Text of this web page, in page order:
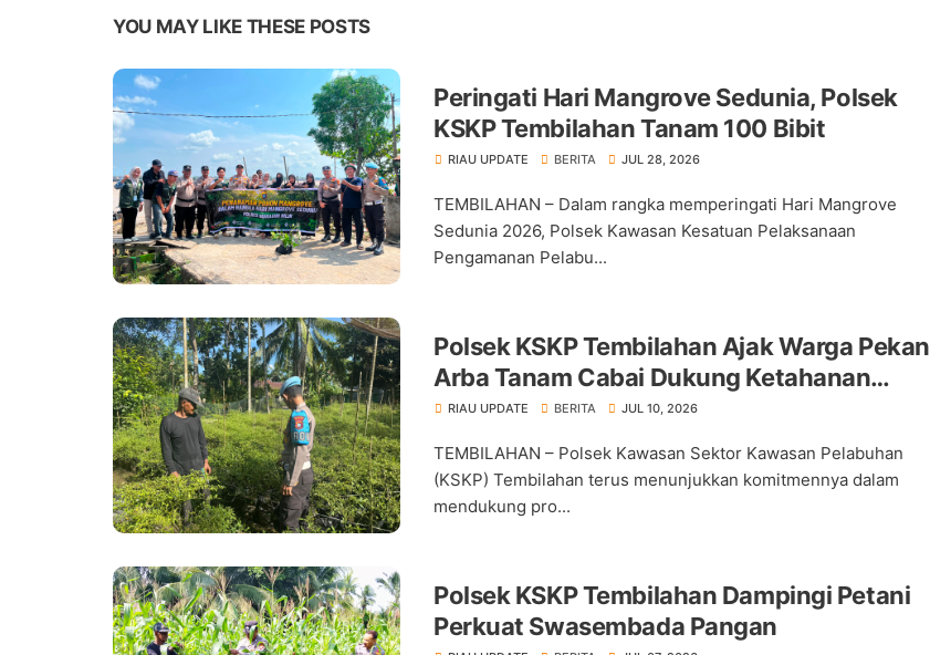
YOU MAY LIKE THESE POSTS
Peringati Hari Mangrove Sedunia, Polsek
KSKP Tembilahan Tanam 100 Bibit
RIAU UPDATE BERITA JUL 28, 2026
TEMBILAHAN – Dalam rangka memperingati Hari Mangrove
Sedunia 2026, Polsek Kawasan Kesatuan Pelaksanaan
Pengamanan Pelabu...
Polsek KSKP Tembilahan Ajak Warga Pekan
Arba Tanam Cabai Dukung Ketahanan
Pangan
RIAU UPDATE BERITA JUL 10, 2026
TEMBILAHAN – Polsek Kawasan Sektor Kawasan Pelabuhan
(KSKP) Tembilahan terus menunjukkan komitmennya dalam
mendukung pro...
Polsek KSKP Tembilahan Dampingi Petani
Perkuat Swasembada Pangan